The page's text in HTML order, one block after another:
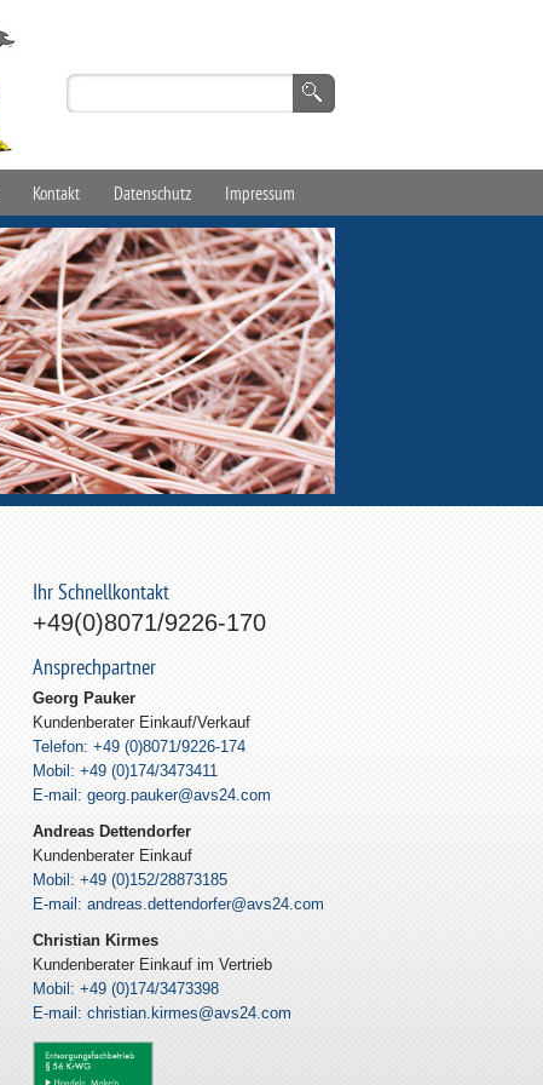
Kontakt Datenschutz Impressum
Ihr Schnellkontakt
+49(0)8071/9226-170
Ansprechpartner
Georg Pauker
Kundenberater Einkauf/Verkauf
Telefon: +49 (0)8071/9226-174
Mobil: +49 (0)174/3473411
E-mail: georg.pauker@avs24.com
Andreas Dettendorfer
Kundenberater Einkauf
Mobil: +49 (0)152/28873185
E-mail: andreas.dettendorfer@avs24.com
Christian Kirmes
Kundenberater Einkauf im Vertrieb
Mobil: +49 (0)174/3473398
E-mail: christian.kirmes@avs24.com